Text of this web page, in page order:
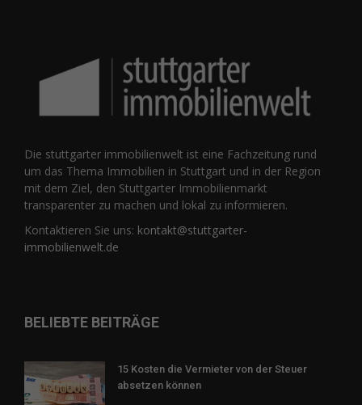
Die stuttgarter immobilienwelt ist eine Fachzeitung rund
um das Thema Immobilien in Stuttgart und in der Region
mit dem Ziel, den Stuttgarter Immobilienmarkt
transparenter zu machen und lokal zu informieren.
Kontaktieren Sie uns: kontakt@stuttgarter-
immobilienwelt.de
BELIEBTE BEITRÄGE
15 Kosten die Vermieter von der Steuer
absetzen können